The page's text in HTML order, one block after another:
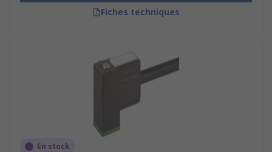
Fiches techniques
En stock